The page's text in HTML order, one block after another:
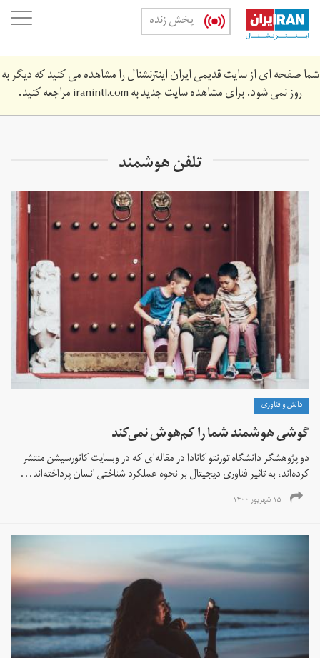
Skip
main
content
پخش زنده
شما صفحه ای از سایت قدیمی ایران اینترنشنال را مشاهده می کنید که دیگر به
روز نمی شود. برای مشاهده سایت جدید بهiranintl.comمراجعه کنید.
تلفن هوشمند
دانش و فناوری
گوشی هوشمند شما را کم‌هوش‌ نمی‌کند
دو پژوهشگر دانشگاه تورنتو کانادا در مقاله‌ای که در وبسایت کانورسیشن منتشر
کرده‌اند، به تاثیر فناوری دیجیتال بر نحوه عملکرد شناختی انسان پرداخته‌اند...
۱۵ شهریور ۱۴۰۰